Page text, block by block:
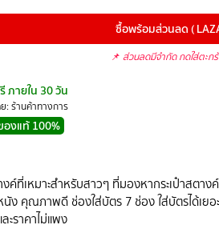
ซื้อพร้อมส่วนลด (
📌 ส่วนลดมีจำกัด กดใส่ตะกร้
ภายใน 30 วัน
: ร้านค้าทางการ
งแท้ 100%
งค์ที่เหมาะสำหรับสาวๆ ที่มองหากระเป๋าสต
ง คุณภาพดี ช่องใส่บัตร 7 ช่อง ใส่บัตรได้เย
ะราคาไม่แพง